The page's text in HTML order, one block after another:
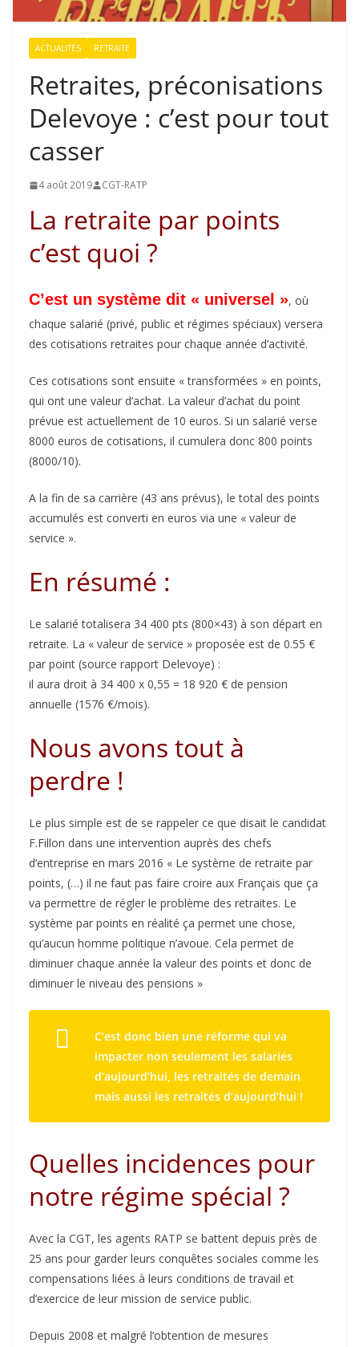
ACTUALITÉS RETRAITE
Retraites, préconisations
Delevoye : c’est pour tout
casser
4 août 2019 CGT-RATP
La retraite par points
c’est quoi ?
C’est un système dit « universel », où
chaque salarié (privé, public et régimes spéciaux) versera
des cotisations retraites pour chaque année d’activité.
Ces cotisations sont ensuite « transformées » en points,
qui ont une valeur d’achat. La valeur d’achat du point
prévue est actuellement de 10 euros. Si un salarié verse
8000 euros de cotisations, il cumulera donc 800 points
(8000/10).
A la fin de sa carrière (43 ans prévus), le total des points
accumulés est converti en euros via une « valeur de
service ».
En résumé :
Le salarié totalisera 34 400 pts (800×43) à son départ en
retraite. La « valeur de service » proposée est de 0.55 €
par point (source rapport Delevoye) :
il aura droit à 34 400 x 0,55 = 18 920 € de pension
annuelle (1576 €/mois).
Nous avons tout à
perdre !
Le plus simple est de se rappeler ce que disait le candidat
F.Fillon dans une intervention auprès des chefs
d’entreprise en mars 2016 « Le système de retraite par
points, (…) il ne faut pas faire croire aux Français que ça
va permettre de régler le problème des retraites. Le
système par points en réalité ça permet une chose,
qu’aucun homme politique n’avoue. Cela permet de
diminuer chaque année la valeur des points et donc de
diminuer le niveau des pensions »
C’est donc bien une réforme qui va
impacter non seulement les salariés
d’aujourd’hui, les retraités de demain
mais aussi les retraités d’aujourd’hui !
Quelles incidences pour
notre régime spécial ?
Avec la CGT, les agents RATP se battent depuis près de
25 ans pour garder leurs conquêtes sociales comme les
compensations liées à leurs conditions de travail et
d’exercice de leur mission de service public.
Depuis 2008 et malgré l’obtention de mesures